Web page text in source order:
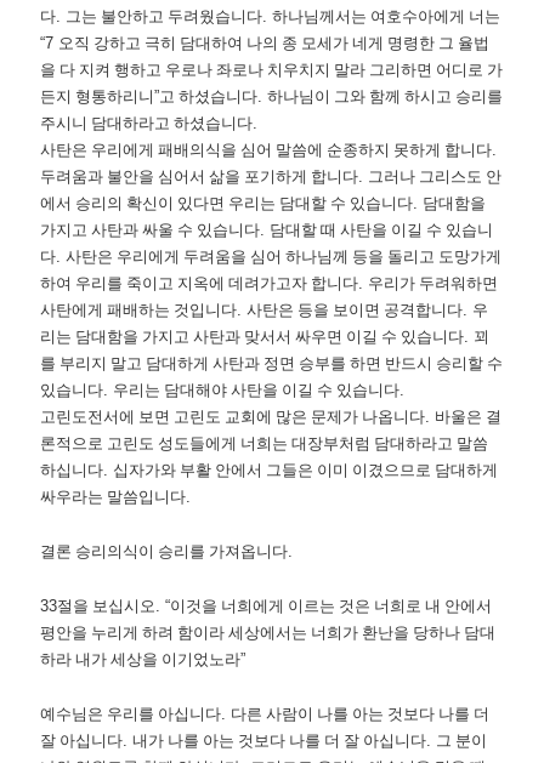
다. 그는 불안하고 두려웠습니다.하나님께서는 여호수아에게 너는
“7 오직 강하고 극히 담대하여 나의 종 모세가 네게 명령한 그 율법
을 다 지켜 행하고 우로나 좌로나 치우치지 말라 그리하면 어디로 가
든지 형통하리니”고 하셨습니다.하나님이 그와 함께 하시고 승리를
주시니 담대하라고 하셨습니다.
사탄은 우리에게 패배의식을 심어 말씀에 순종하지 못하게 합니다.
두려움과 불안을 심어서 삶을 포기하게 합니다. 그러나 그리스도 안
에서 승리의 확신이 있다면 우리는 담대할 수 있습니다. 담대함을
가지고 사탄과 싸울 수 있습니다. 담대할 때 사탄을 이길 수 있습니
다.사탄은 우리에게 두려움을 심어 하나님께 등을 돌리고 도망가게
하여 우리를 죽이고 지옥에 데려가고자 합니다. 우리가 두려워하면
사탄에게 패배하는 것입니다.사탄은 등을 보이면 공격합니다. 우
리는 담대함을 가지고 사탄과 맞서서 싸우면 이길 수 있습니다. 꾀
를 부리지 말고 담대하게 사탄과 정면 승부를 하면 반드시 승리할 수
있습니다. 우리는 담대해야 사탄을 이길 수 있습니다.
고린도전서에 보면 고린도 교회에 많은 문제가 나옵니다. 바울은 결
론적으로 고린도 성도들에게 너희는 대장부처럼 담대하라고 말씀
하십니다. 십자가와 부활 안에서 그들은 이미 이겼으므로 담대하게
싸우라는 말씀입니다.
결론 승리의식이 승리를 가져옵니다.
33절을 보십시오. “이것을 너희에게 이르는 것은 너희로 내 안에서
평안을 누리게 하려 함이라 세상에서는 너희가 환난을 당하나 담대
하라 내가 세상을 이기었노라”
예수님은 우리를 아십니다. 다른 사람이 나를 아는 것보다 나를 더
잘 아십니다.내가 나를 아는 것보다 나를 더 잘 아십니다. 그 분이